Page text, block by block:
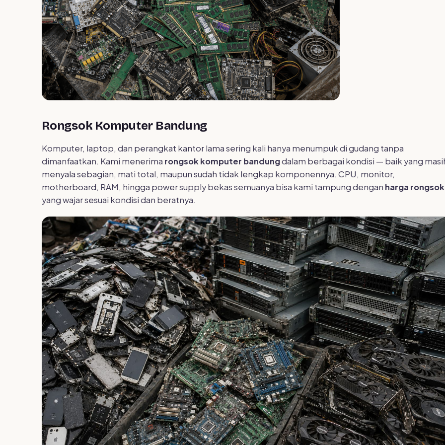
Rongsok Komputer Bandung
Komputer, laptop, dan perangkat kantor lama sering kali hanya menumpuk di gudang tanpa
dimanfaatkan. Kami menerima rongsok komputer bandungdalam berbagai kondisi — baik yang
menyala sebagian, mati total, maupun sudah tidak lengkap komponennya. CPU, monitor,
motherboard, RAM, hingga power supply bekas semuanya bisa kami tampung dengan harga rongsok
yang wajar sesuai kondisi dan beratnya.